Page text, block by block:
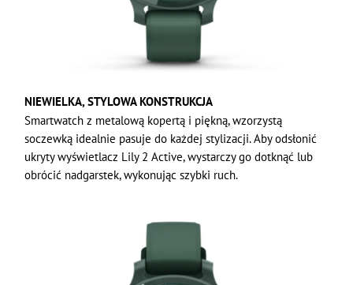
NIEWIELKA, STYLOWA KONSTRUKCJA
Smartwatch z metalową kopertą i piękną, wzorzystą
soczewką idealnie pasuje do każdej stylizacji. Aby odsłonić
ukryty wyświetlacz Lily 2 Active, wystarczy go dotknąć lub
obrócić nadgarstek, wykonując szybki ruch.